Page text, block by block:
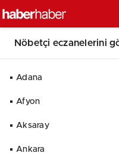
Nöbetçi eczanelerini
Adana
Afyon
Aksaray
Ankara